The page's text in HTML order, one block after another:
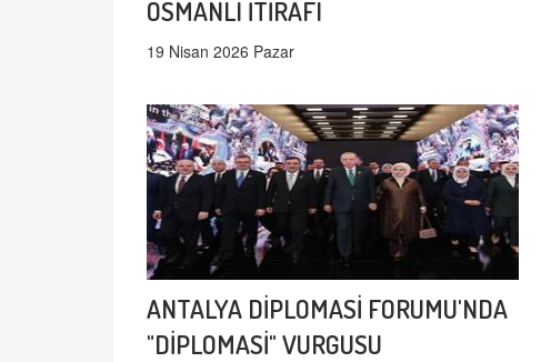
OSMANLI İTİRAFI
19 Nisan 2026 Pazar
ANTALYA DİPLOMASİ FORUMU'NDA
"DİPLOMASİ" VURGUSU